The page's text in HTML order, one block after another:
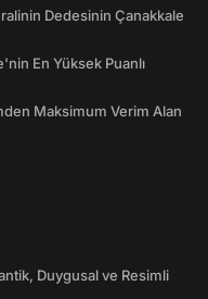
Dedesinin Çanakkale
En Yüksek Puanlı
Maksimum Verim Alan
Duygusal ve Resimli